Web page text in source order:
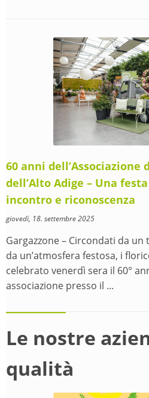
60 anni
dell’Alto Adige – Una
incontro e riconoscenza
giovedì, 18. settembre 2025
Gargazzone – Circondati da
da un’atmosfera festosa, i
celebrato venerdì sera il 60°
associazione presso il ...
Le nostre
qualità